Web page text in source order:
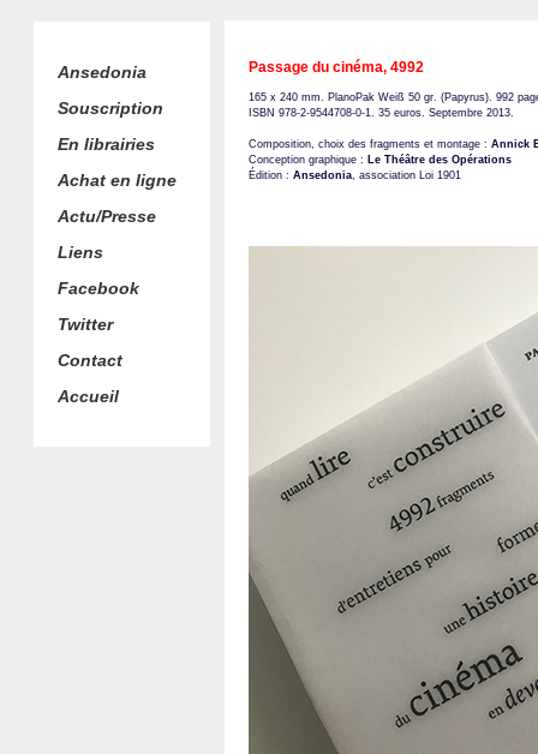
Passage du cinéma, 4992
165 x 240 mm. PlanoPak Weiß 50 gr. (Papyrus). 992
ISBN 978-2-9544708-0-1. 35 euros. Septembre 2013.
Composition, choix des fragments et montage : Annick
Conception graphique : Le Théâtre des Opérations
Édition : Ansedonia, association Loi 1901
Ansedonia
Souscription
En librairies
Achat en ligne
Actu/Presse
Liens
Facebook
Twitter
Contact
Accueil